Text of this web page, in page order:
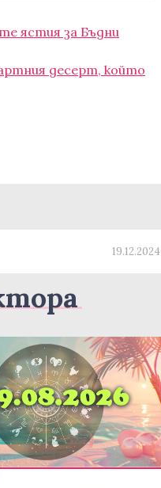
ястия за Бъдни
десерт, който
19.12.2024